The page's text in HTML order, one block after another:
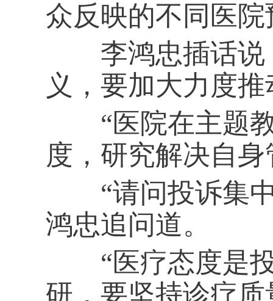
众反映的不同医
李鸿忠插话说
义，要加大力度
“医院在主题教
度，研究解决自
“请问投诉集中
鸿忠追问道。
“医疗态度是投
研，要坚持诊疗